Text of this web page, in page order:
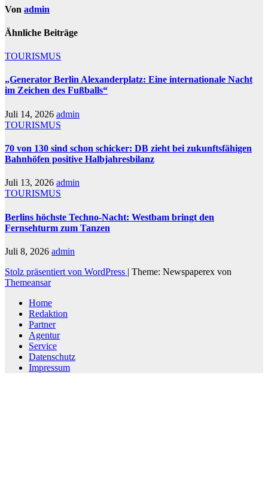
Von admin
Ähnliche Beiträge
TOURISMUS
„Generator Berlin Alexanderplatz: Eine internationale Nacht
im Zeichen des Fußballs“
Juli 14, 2026 admin
TOURISMUS
70 von 130 sind schon schicker: DB zieht bei zukunftsfähigen
Bahnhöfen positive Halbjahresbilanz
Juli 13, 2026 admin
TOURISMUS
Berlins höchste Techno-Nacht: Westbam bringt den
Fernsehturm zum Tanzen
Juli 8, 2026 admin
Stolz präsentiert von WordPress | Theme: Newspaperex von
Themeansar
Home
Redaktion
Partner
Agentur
Service
Datenschutz
Impressum